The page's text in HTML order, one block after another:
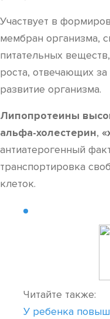
Участвует в
мембран организма,
питательных
роста, отвечающих
развитие организма.
Липопротеины
альфа-холестерин,
антиатерогенный
транспортировка
клеток.
Читайте также:
У ребенка